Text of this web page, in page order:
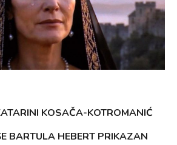
KOSAČA-KOTROMANIĆ
BARTULA HEBERT PRIKAZAN